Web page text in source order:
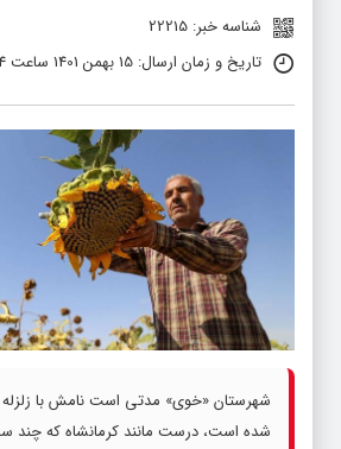
شناسه خبر: 22215
تاریخ و زمان ارسال: 15 بهمن 1401 ساعت 05:04
شهرستان «خوی» مدتی است نامش با
شده است، درست مانند کرمانشاه که چند